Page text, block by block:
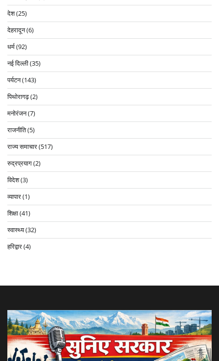
देश(25)
देहरादून(6)
धर्म(92)
नई दिल्ली(35)
पर्यटन(143)
पिथोरागढ़(2)
मनोरंजन(7)
राजनीति(5)
राज्य समाचार(517)
रुद्रप्रयाग(2)
विदेश(3)
व्यापार(1)
शिक्षा(41)
स्वास्थ्य(32)
हरिद्वार(4)